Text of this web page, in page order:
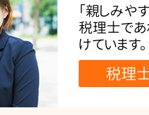
「親しみや
税理士であ
けています。
税理